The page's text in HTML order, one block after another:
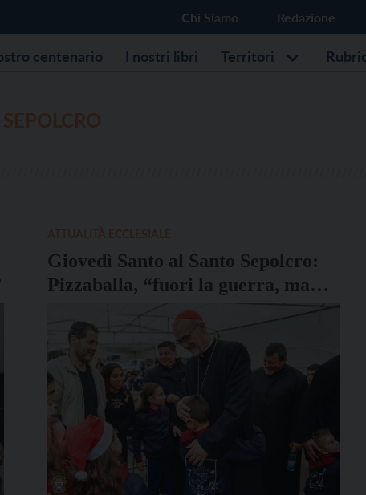
Chi Siamo Redazione
centenario I nostri libri Territori
Giovedì Santo al Santo Sepolcro:
Pizzaballa, “fuori la guerra, ma
qui celebriamo un amore che si
china e cambia la storia”